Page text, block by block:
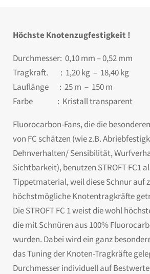
Höchste Knotenzugfestigkeit !
Durchmesser: 0,10 mm – 0,52 mm
Tragkraft. : 1,20 kg – 18,40 kg
Lauflänge : 25 m – 150 m
Farbe : Kristall transparent
Fluorocarbon-Fans, die die
von FC schätzen (wie z.B.
Dehnverhalten/ Sensibilität,
Sichtbarkeit), benutzen STROFT FC1
Tippetmaterial, weil diese Schnur auf
höchstmögliche Knotentragkräfte
Die STROFT FC 1 weist die wohl
die mit Schnüren aus 100%
wurden. Dabei wird ein ganz
das Tuning der Knoten-Tragkräfte
Durchmesser individuell auf